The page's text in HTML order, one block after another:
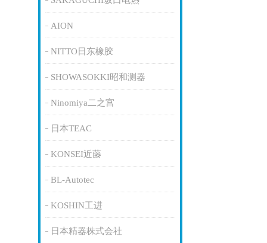
AION
NITTO日东橡胶
SHOWASOKKI昭和测器
Ninomiya二之宫
日本TEAC
KONSEI近藤
BL-Autotec
KOSHIN工进
日本精器株式会社